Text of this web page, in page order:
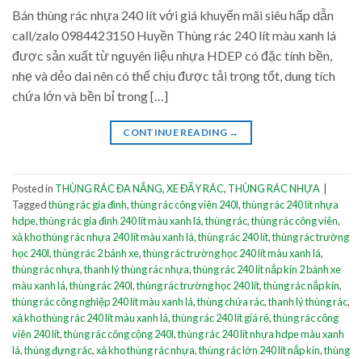
Bán thùng rác nhựa 240 lít với giá khuyến mãi siêu hấp dẫn
call/zalo 0984423150 Huyền Thùng rác 240 lít màu xanh lá
được sản xuất từ nguyên liệu nhựa HDEP có đặc tính bền,
nhẹ và dẻo dai nên có thể chịu được tải trọng tốt, dung tích
chứa lớn và bền bỉ trong […]
CONTINUE READING →
Posted in THÙNG RÁC ĐA NĂNG,XE ĐẨY RÁC, THÙNG RÁC NHỰA
Taggedthùng rác gia đình,thùng rác công viên 240l,thùng rác 240 lít nhựa
hdpe,thùng rác gia đình 240 lít màu xanh lá,thùng rác,thùng rác công viên,
xả kho thùng rác nhựa 240 lít màu xanh lá,thùng rác 240 lít,thùng rác trường
học 240l,thùng rác 2 bánh xe,thùng rác trường học 240 lít màu xanh lá,
thùng rác nhựa,thanh lý thùng rác nhựa,thùng rác 240 lít nắp kín 2 bánh xe
màu xanh lá,thùng rác 240l,thùng rác trường học 240 lít,thùng rác nắp kín,
thùng rác công nghiệp 240 lít màu xanh lá,thùng chứa rác,thanh lý thùng rác,
xả kho thùng rác 240 lít màu xanh lá,thùng rác 240 lít giá rẻ,thùng rác công
viên 240 lít,thùng rác công cộng 240l,thùng rác 240 lít nhựa hdpe màu xanh
lá,thùng đựng rác,xả kho thùng rác nhựa,thùng rác lớn 240 lít nắp kín,thùng